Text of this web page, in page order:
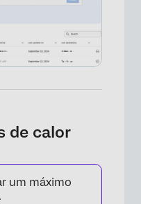
de calor
um máximo